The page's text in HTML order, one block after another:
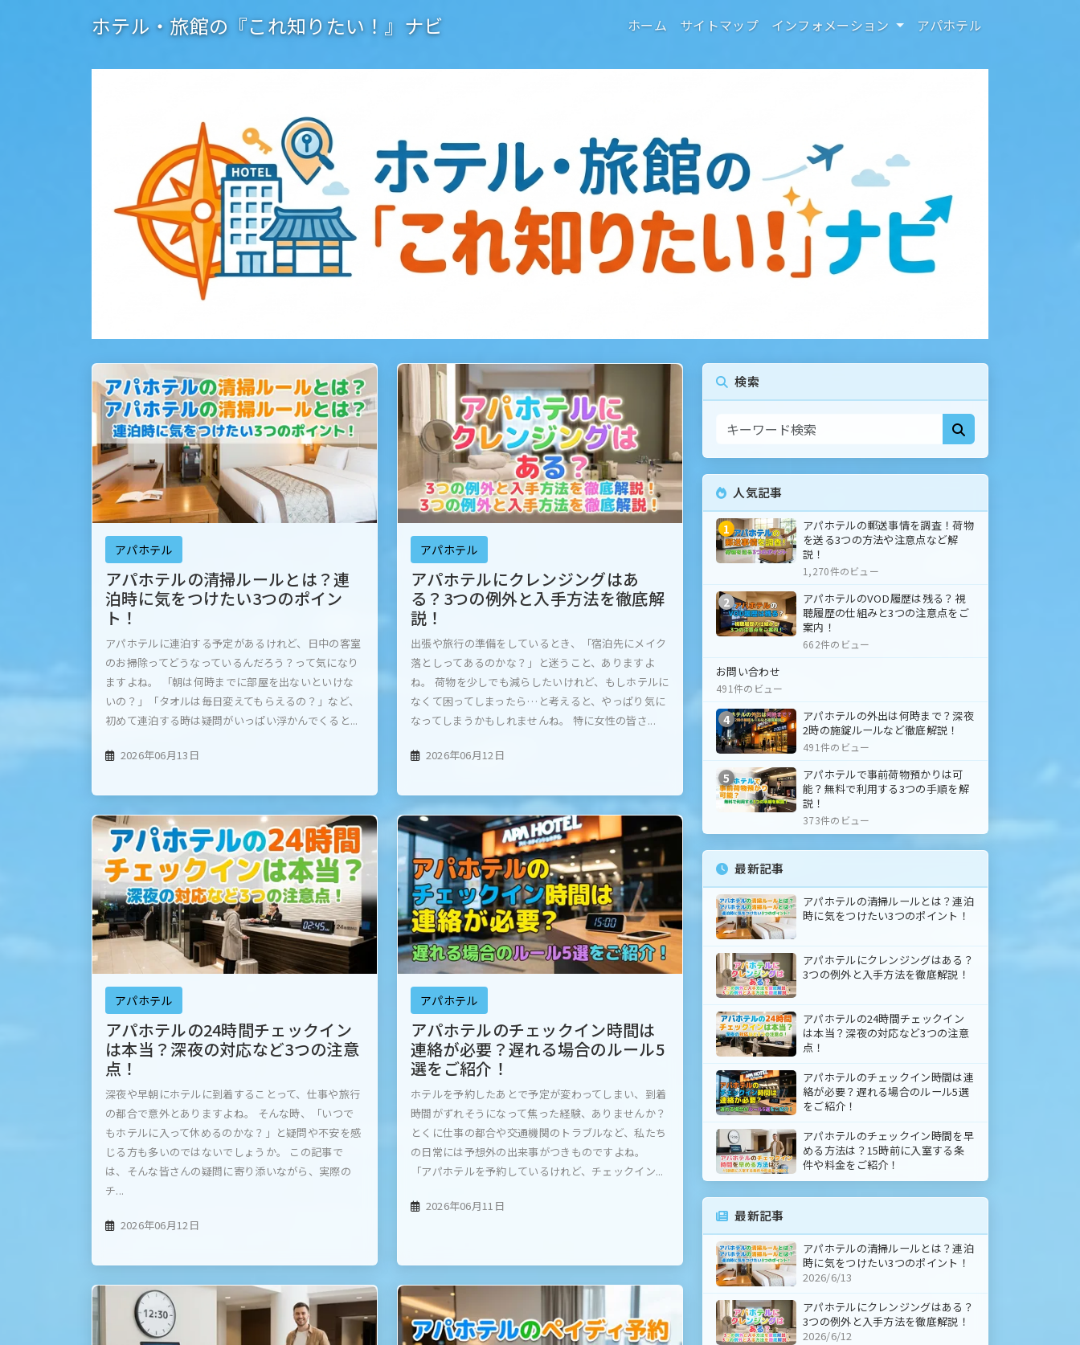
ホテル・旅館の『これ知りたい！』ナビ ホーム サイトマップ インフォメーション アパホテル
アパホテル
アパホテルの清掃ルールとは？連
泊時に気をつけたい3つのポイン
ト！
アパホテルに連泊する予定があるけれど、日中の客室
のお掃除ってどうなっているんだろう？って気になり
ますよね。 「朝は何時までに部屋を出ないといけな
いの？」「タオルは毎日変えてもらえるの？」など、
初めて連泊する時は疑問がいっぱい浮かんでくると...
2026年06月13日
アパホテル
アパホテルにクレンジングはあ
る？3つの例外と入手方法を徹底解
説！
出張や旅行の準備をしているとき、「宿泊先にメイク
落としってあるのかな？」と迷うこと、ありますよ
ね。 荷物を少しでも減らしたいけれど、もしホテルに
なくて困ってしまったら…と考えると、やっぱり気に
なってしまうかもしれませんね。 特に女性の皆さ...
2026年06月12日
アパホテル
アパホテルの24時間チェックイン
は本当？深夜の対応など3つの注意
点！
深夜や早朝にホテルに到着することって、仕事や旅行
の都合で意外とありますよね。 そんな時、「いつで
もホテルに入って休めるのかな？」と疑問や不安を感
じる方も多いのではないでしょうか。 この記事で
は、そんな皆さんの疑問に寄り添いながら、実際の
チ...
2026年06月12日
アパホテル
アパホテルのチェックイン時間は
連絡が必要？遅れる場合のルール5
選をご紹介！
ホテルを予約したあとで予定が変わってしまい、到着
時間がずれそうになって焦った経験、ありませんか？
とくに仕事の都合や交通機関のトラブルなど、私たち
の日常には予想外の出来事がつきものですよね。
「アパホテルを予約しているけれど、チェックイン...
2026年06月11日
検索
人気記事
1
アパホテルの郵送事情を調査！荷物
を送る3つの方法や注意点など解
説！
1,270件のビュー
2
アパホテルのVOD履歴は残る？視
聴履歴の仕組みと3つの注意点をご
案内！
662件のビュー
お問い合わせ
491件のビュー
4
アパホテルの外出は何時まで？深夜
2時の施錠ルールなど徹底解説！
491件のビュー
5
アパホテルで事前荷物預かりは可
能？無料で利用する3つの手順を解
説！
373件のビュー
最新記事
アパホテルの清掃ルールとは？連泊
時に気をつけたい3つのポイント！
アパホテルにクレンジングはある？
3つの例外と入手方法を徹底解説！
アパホテルの24時間チェックイン
は本当？深夜の対応など3つの注意
点！
アパホテルのチェックイン時間は連
絡が必要？遅れる場合のルール5選
をご紹介！
アパホテルのチェックイン時間を早
める方法は？15時前に入室する条
件や料金をご紹介！
最新記事
アパホテルの清掃ルールとは？連泊
時に気をつけたい3つのポイント！
2026/6/13
アパホテルにクレンジングはある？
3つの例外と入手方法を徹底解説！
2026/6/12